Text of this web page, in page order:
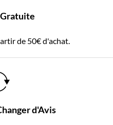
de 50€ d'achat.
d'Avis